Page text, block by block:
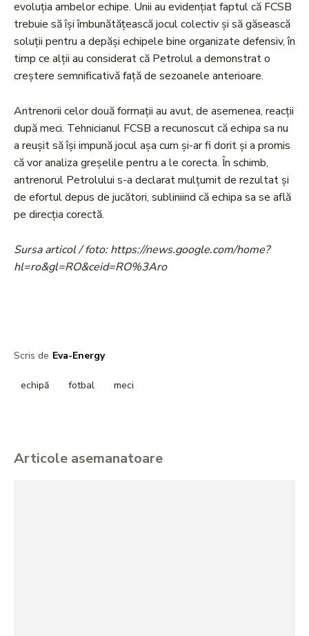
evoluția ambelor echipe. Unii au evidențiat faptul că FCSB
trebuie să își îmbunătățească jocul colectiv și să găsească
soluții pentru a depăși echipele bine organizate defensiv, în
timp ce alții au considerat că Petrolul a demonstrat o
creștere semnificativă față de sezoanele anterioare.
Antrenorii celor două formații au avut, de asemenea, reacții
după meci. Tehnicianul FCSB a recunoscut că echipa sa nu
a reușit să își impună jocul așa cum și-ar fi dorit și a promis
că vor analiza greșelile pentru a le corecta. În schimb,
antrenorul Petrolului s-a declarat mulțumit de rezultat și
de efortul depus de jucători, subliniind că echipa sa se află
pe direcția corectă.
Sursa articol / foto: https://news.google.com/home?
hl=ro&gl=RO&ceid=RO%3Aro
Scris de Eva-Energy
echipă fotbal meci
Articole asemanatoare